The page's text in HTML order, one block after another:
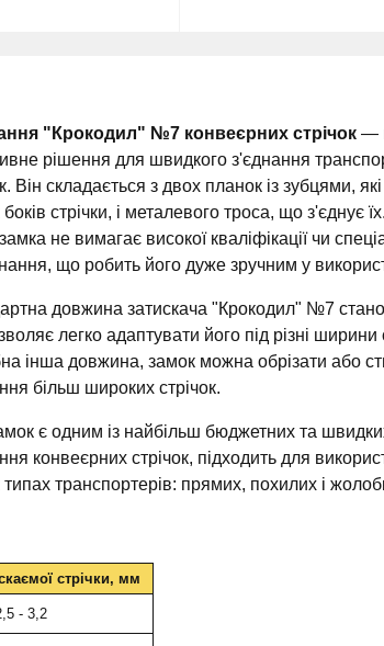
"Крокодил" №7 конвеєрних стрічок —
рішення для швидкого з'єднання
Він складається з двох планок із зубцями,
стрічки, і металевого троса, що з'єднує
не вимагає високої кваліфікації чи
що робить його дуже зручним у
довжина затискача "Крокодил" №7
легко адаптувати його під різні ширини
інша довжина, замок можна обрізати або
більш широких стрічок.
є одним із найбільш бюджетних та
конвеєрних стрічок, підходить для
типах транспортерів: прямих, похилих і
стрічки, мм
- 3,2